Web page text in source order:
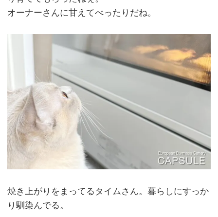
オーナーさんに甘えてべったりだね。
焼き上がりをまってるタイムさん。暮らしにすっか
り馴染んでる。